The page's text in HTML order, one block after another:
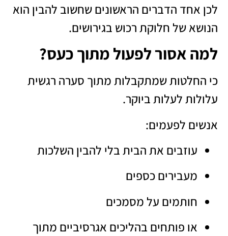
לכן אחד הדברים הראשונים שחשוב להבין הוא
הנושא של חלוקת רכוש בגירושים.
למה אסור לפעול מתוך כעס?
כי החלטות שמתקבלות מתוך סערה רגשית
עלולות לעלות ביוקר.
אנשים לפעמים:
עוזבים את הבית בלי להבין השלכות
מעבירים כספים
חותמים על מסמכים
או פותחים בהליכים אגרסיביים מתוך